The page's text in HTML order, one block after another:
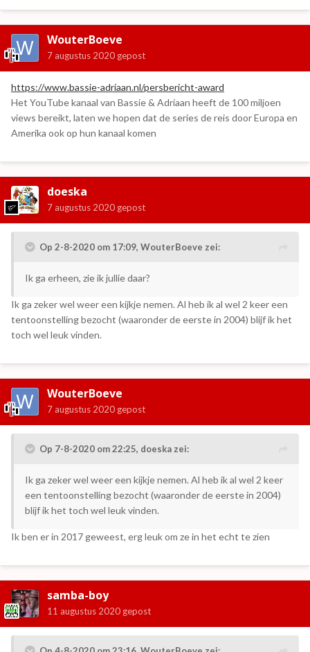
WouterBoeve
7 augustus 2020 gepost
https://www.bassie-adriaan.nl/persbericht-award
Het YouTube kanaal van Bassie & Adriaan heeft de 100 miljoen
views bereikt, laten we hopen dat de series de reis door Europa en
Amerika ook op hun kanaal komen
doeska
7 augustus 2020 gepost
Op 2-8-2020 om 17:09, WouterBoeve zei:
Ik ga erheen, zie ik jullie daar?
Ik ga zeker wel weer een kijkje nemen. Al heb ik al wel 2 keer een
tentoonstelling bezocht (waaronder de eerste in 2004) blijf ik het
toch wel leuk vinden.
WouterBoeve
7 augustus 2020 gepost
Op 7-8-2020 om 22:25, doeska zei:
Ik ga zeker wel weer een kijkje nemen. Al heb ik al wel 2 keer
een tentoonstelling bezocht (waaronder de eerste in 2004)
blijf ik het toch wel leuk vinden.
Ik ben er in 2017 geweest, erg leuk om ze in het echt te zien
samba-boy
11 augustus 2020 gepost